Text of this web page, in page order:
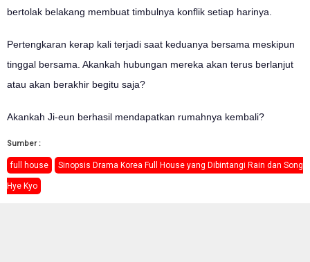
bertolak belakang membuat timbulnya konflik setiap harinya.
Pertengkaran kerap kali terjadi saat keduanya bersama meskipun
tinggal bersama. Akankah hubungan mereka akan terus berlanjut
atau akan berakhir begitu saja?
Akankah Ji-eun berhasil mendapatkan rumahnya kembali?
Sumber :
full house Sinopsis Drama Korea Full House yang Dibintangi Rain dan Song
Hye Kyo